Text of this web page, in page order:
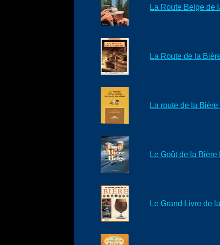
La Route Belge de
La Route de la
La route de la
Le Goût de la Bière
Le Grand Livre de